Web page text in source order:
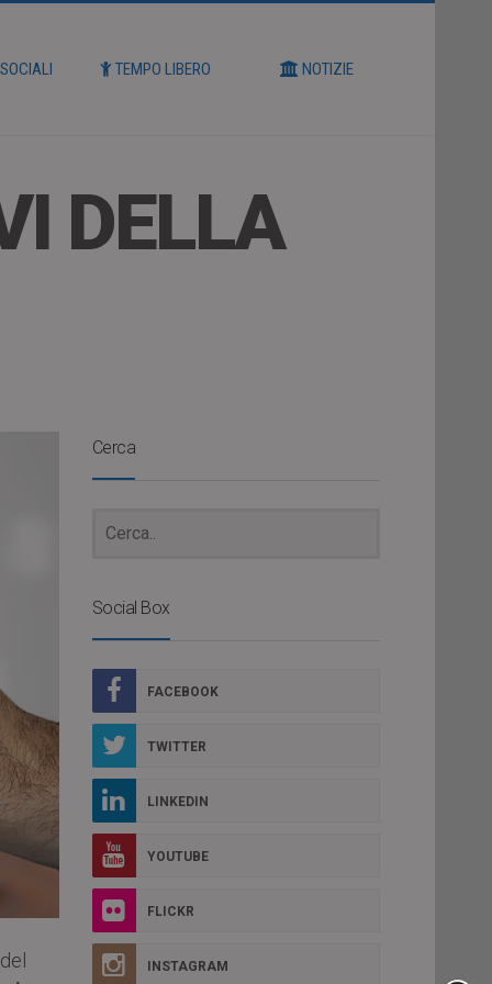
TEMPO LIBERO NOTIZIE
DELLA
Cerca
Social Box
FACEBOOK
TWITTER
LINKEDIN
YOUTUBE
FLICKR
INSTAGRAM